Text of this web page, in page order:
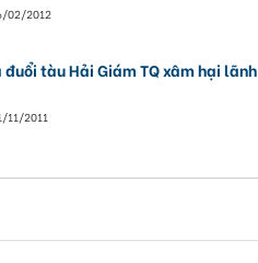
02/2012
đuổi tàu Hải Giám TQ xâm hại lãnh
11/2011